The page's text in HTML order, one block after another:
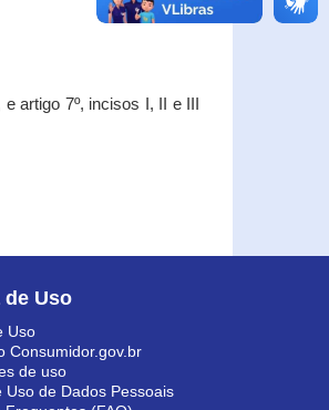
artigo 7º, incisos I, II e III
Uso
Uso
Consumidor.gov.br
de uso
Uso de Dados Pessoais